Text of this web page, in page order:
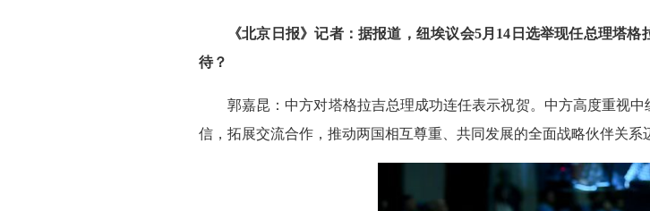
《北京日报》记者：据报道，纽埃议会5月14日选举现任总理塔
待？
郭嘉昆：中方对塔格拉吉总理成功连任表示祝贺。中方高度重视
信，拓展交流合作，推动两国相互尊重、共同发展的全面战略伙伴关系